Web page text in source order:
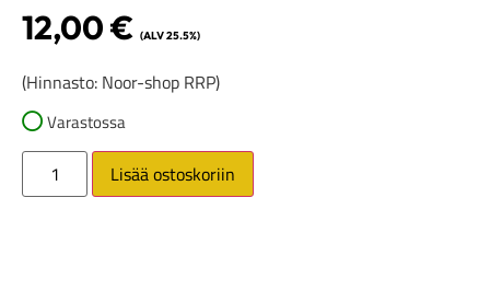
12,00€ (ALV 25.5%)
(Hinnasto: Noor-shop RRP)
Varastossa
Lisää ostoskoriin